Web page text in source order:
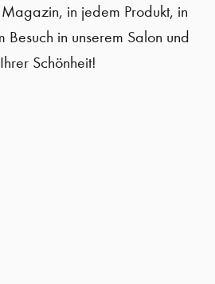
in jedem Produkt, in
in unserem Salon und
Schönheit!